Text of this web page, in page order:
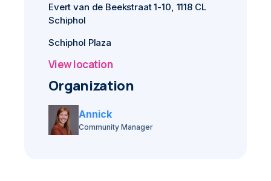
Evert van de Beekstraat 1-10, 1118 CL
Schiphol
Schiphol Plaza
View location
Organization
Annick
Community Manager